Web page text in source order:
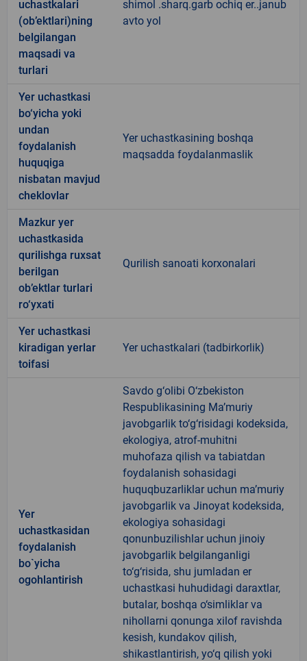
uchastkalari
(ob’ektlari)ning
belgilangan
maqsadi va
turlari
shimol .sharq.garb ochiq er..janub
avto yol
Yer uchastkasi
bo‘yicha yoki
undan
foydalanish
huquqiga
nisbatan mavjud
cheklovlar
Yer uchastkasining boshqa
maqsadda foydalanmaslik
Mazkur yer
uchastkasida
qurilishga ruxsat
berilgan
ob’ektlar turlari
ro‘yxati
Qurilish sanoati korxonalari
Yer uchastkasi
kiradigan yerlar
toifasi
Yer uchastkalari (tadbirkorlik)
Yer
uchastkasidan
foydalanish
bo`yicha
ogohlantirish
Savdo g‘olibi O‘zbekiston
Respublikasining Ma’muriy
javobgarlik to‘g‘risidagi kodeksida,
ekologiya, atrof-muhitni
muhofaza qilish va tabiatdan
foydalanish sohasidagi
huquqbuzarliklar uchun ma’muriy
javobgarlik va Jinoyat kodeksida,
ekologiya sohasidagi
qonunbuzilishlar uchun jinoiy
javobgarlik belgilanganligi
to‘g‘risida, shu jumladan er
uchastkasi huhudidagi daraxtlar,
butalar, boshqa o‘simliklar va
nihollarni qonunga xilof ravishda
kesish, kundakov qilish,
shikastlantirish, yo‘q qilish yoki